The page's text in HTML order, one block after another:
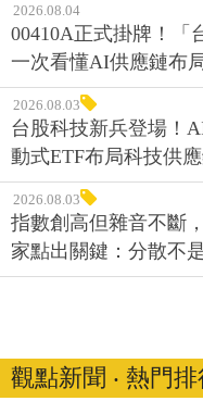
2026.08.04
00410A正式掛牌！「
一次看懂AI供應鏈布
2026.08.03
台股科技新兵登場！
動式ETF布局科技供
2026.08.03
指數創高但雜音不斷
家點出關鍵：分散不
觀點新聞 ‧ 熱門